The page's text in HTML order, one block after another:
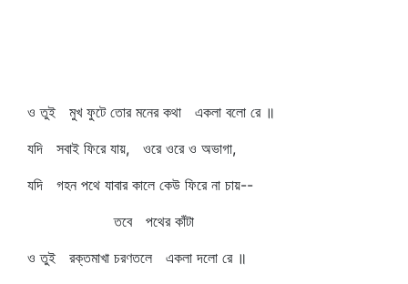
ও তুই মুখ ফুটে তোর মনের কথা একলা বলো রে ॥
যদি সবাই ফিরে যায়, ওরে ওরে ও অভাগা,
যদি গহন পথে যাবার কালে কেউ ফিরে না চায়--
তবে পথের কাঁটা
ও তুই রক্তমাখা চরণতলে একলা দলো রে ॥